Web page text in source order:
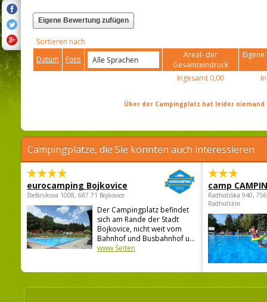
Eigene Bewertung zufügen
Sortieren nach
Datum
Foto
Areal- der
Gesamteindruck
Ingesamt 0,00
Über der Campingplatz hat leider
Campingplätze, die Sie könnten auch interessieren
eurocamping Bojkovice
Štefánikova 1008, 687 71 Bojkovice
Der Campingplatz befindet
sich am Rande der Stadt
Bojkovice, nicht weit vom
Bahnhof und Busbahnhof u...
www Seiten
camp
Radhošťská 940,
Radhoštěm